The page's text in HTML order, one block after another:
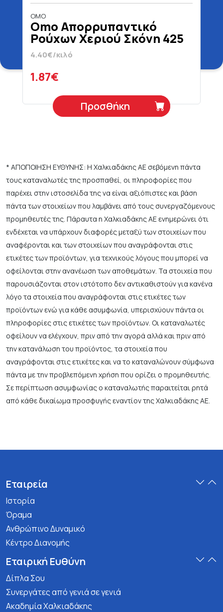
OMO
Omo Απορρυπαντικό
Ρούχων Χεριού Σκόνη 425
gr
4.40€/κιλό
1.87€
Προσθήκη
* ΑΠΟΠΟΙΗΣΗ ΕΥΘΥΝΗΣ: Η Χαλκιαδάκης ΑΕ σεβόμενη πάντα
τους καταναλωτές της προσπαθεί, οι πληροφορίες που
παρέχει στην ιστοσελίδα της να είναι αξιόπιστες και βάση
πάντα των στοιχείων που λαμβάνει από τους συνεργαζόμενους
προμηθευτές της. Πάραυτα η Χαλκιαδάκης ΑΕ ενημερώνει ότι
ενδέχεται να υπάρχουν διαφορές μεταξύ των στοιχείων που
αναφέρονται και των στοιχείων που αναγράφονται στις
ετικέτες των προϊόντων, για τεχνικούς λόγους που μπορεί να
οφείλονται στην ανανέωση των αποθεμάτων. Τα στοιχεία που
παρουσιάζονται στον ιστότοπο δεν αντικαθιστούν για κανένα
λόγο τα στοιχεία που αναγράφονται στις ετικέτες των
προϊόντων ενώ για κάθε ασυμφωνία, υπερισχύουν πάντα οι
πληροφορίες στις ετικέτες των προϊόντων. Οι καταναλωτές
οφείλουν να ελέγχουν, πριν από την αγορά αλλά και πριν από
την κατανάλωση του προϊόντος, τα στοιχεία που
αναγράφονται στις ετικέτες και να το καταναλώνουν σύμφωνα
πάντα με την προβλεπόμενη χρήση που ορίζει ο προμηθευτής.
Σε περίπτωση ασυμφωνίας ο καταναλωτής παραιτείται ρητά
από κάθε δικαίωμα προσφυγής εναντίον της Χαλκιαδάκης ΑΕ.
Εταιρεία
Ιστορία
Όραμα
Ανθρώπινο Δυναμικό
Κέντρο Διανομής
Εταιρική Ευθύνη
Δίπλα Σου
Συνεργάτες από γενιά σε γενιά
Ακαδημία Χαλκιαδάκης